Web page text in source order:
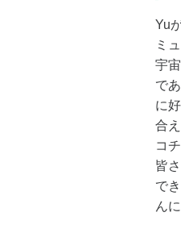
Yu
ミ
宇
で
に
合
コ
皆
で
ん